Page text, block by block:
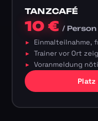
TANZCAFÉ
10 €/ Person
Einmalteilnahme,
Trainer vor Ort
Voranmeldung